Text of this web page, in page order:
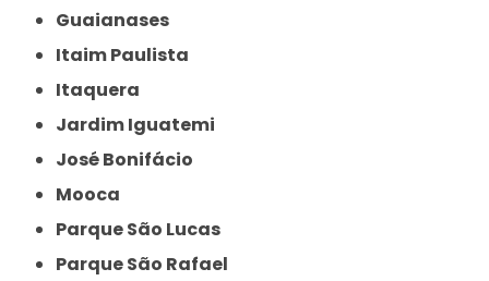
Guaianases
Itaim Paulista
Itaquera
Jardim Iguatemi
José Bonifácio
Mooca
Parque São Lucas
Parque São Rafael